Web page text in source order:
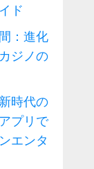
ド
：進化
ジノの
時代の
プリで
エンタ